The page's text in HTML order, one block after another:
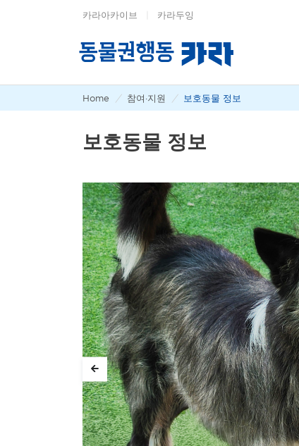
카라아카이브 카라두잉
Home / 참여·지원 / 보호동물 정보
보호동물 정보